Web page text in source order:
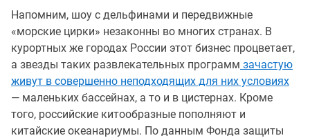
Напомним, шоу с дельфинами и передвижные
«морские цирки» незаконны во многих странах. В
курортных же городах России этот бизнес процветает,
а звезды таких развлекательных программ зачастую
живут в совершенно неподходящих для них условиях
— маленьких бассейнах, а то и в цистернах. Кроме
того, российские китообразные пополняют и
китайские океанариумы. По данным Фонда защиты